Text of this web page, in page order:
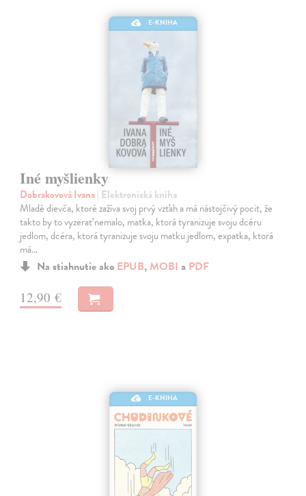
E-KNIHA
Iné myšlienky
Dobrakovová Ivana| Elektronická kniha
Mladé dievča, ktoré zažíva svoj prvý vzťah a má nástojčivý pocit, že
takto by to vyzerať nemalo, matka, ktorá tyranizuje svoju dcéru
jedlom, dcéra, ktorá tyranizuje svoju matku jedlom, expatka, ktorá
má…
Na stiahnutie ako EPUB, MOBI a PDF
12,90 €
E-KNIHA